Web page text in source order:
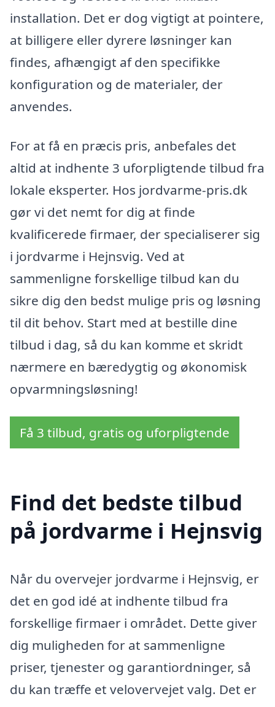
installation. Det er dog vigtigt at pointere,
at billigere eller dyrere løsninger kan
findes, afhængigt af den specifikke
konfiguration og de materialer, der
anvendes.
For at få en præcis pris, anbefales det
altid at indhente 3 uforpligtende tilbud fra
lokale eksperter. Hos jordvarme-pris.dk
gør vi det nemt for dig at finde
kvalificerede firmaer, der specialiserer sig
i jordvarme i Hejnsvig. Ved at
sammenligne forskellige tilbud kan du
sikre dig den bedst mulige pris og løsning
til dit behov. Start med at bestille dine
tilbud i dag, så du kan komme et skridt
nærmere en bæredygtig og økonomisk
opvarmningsløsning!
Få 3 tilbud, gratis og uforpligtende
Find det bedste tilbud
på jordvarme i Hejnsvig
Når du overvejer jordvarme i Hejnsvig, er
det en god idé at indhente tilbud fra
forskellige firmaer i området. Dette giver
dig muligheden for at sammenligne
priser, tjenester og garantiordninger, så
du kan træffe et velovervejet valg. Det er